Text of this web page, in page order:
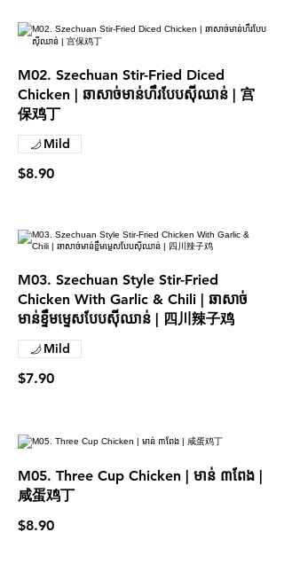
M02. Szechuan Stir-Fried Diced
Chicken | ឆាសាច់មាន់ហឹរបែបស៊ីឈាន់ | 宫
保鸡丁
$8.90
Mild
M03. Szechuan Style Stir-Fried
Chicken With Garlic & Chili | ឆាសាច់
មាន់ខ្ទឹមម្ទេសបែបស៊ីឈាន់ | 四川辣子鸡
$7.90
Mild
M05. Three Cup Chicken | មាន់ ៣ពែង |
咸蛋鸡丁
$8.90